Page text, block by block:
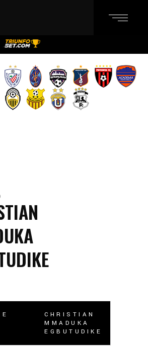
CHRISTIAN
MMADUKA
EGBUTUDIKE